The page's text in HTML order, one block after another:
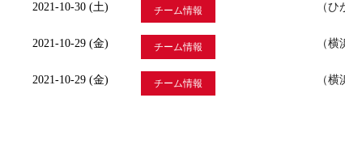
2021-10-30 (土) チーム情報 （
2021-10-29 (金) チーム情報 （
2021-10-29 (金) チーム情報 （